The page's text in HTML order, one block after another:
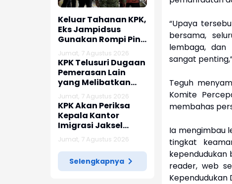
Keluar Tahanan KPK,
Eks Jampidsus
Gunakan Rompi Pink
dan Diborgol
Jumat, 7 Agustus 2026
KPK Telusuri Dugaan
Pemerasan Lain
yang Melibatkan
Internal KPK
Jumat, 7 Agustus 2026
KPK Akan Periksa
Kepala Kantor
Imigrasi Jaksel
Terkait Temuan
Uang
Jumat, 7 Agustus 2026
Selengkapnya
“Upaya
bersama,
lembaga, dan
sangat
Teguh
Komite
membahas
Ia mengimbau
tingkat
kependudukan
reader, web
Kependudukan